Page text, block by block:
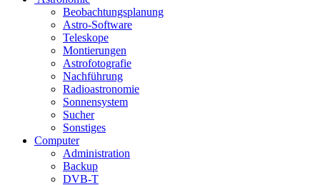
Beobachtungsplanung
Astro-Software
Teleskope
Montierungen
Astrofotografie
Nachführung
Radioastronomie
Sonnensystem
Sucher
Sonstiges
Computer
Administration
Backup
DVB-T